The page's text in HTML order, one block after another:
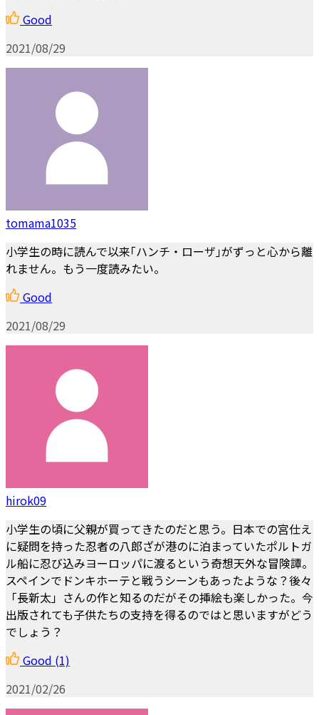
Good
2021/08/29
tomama1035
小学生の時に読んで以来｢ハンチ・ローザ｣がずっと心から離
れません。もう一度読みたい。
Good
2021/08/29
hirok09
小学生の頃に父親が買ってきたのだと思う。日本での宮仕え
に疑問を持った忍者の八郎ざが港のに泊まっていたポルトガ
ル船に忍び込みヨーロッパに渡るという奇想天外な冒険譚。
スペインでドンキホーテと戦うシーンもあったような？後々
「長新太」さんの作と知るのだがその挿絵も楽しかった。今
出版されても子供たちの支持を得るのではと思いますがどう
でしょう？
Good (1)
2021/02/26